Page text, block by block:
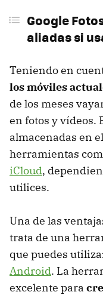
Google
aliadas si
Teniendo en
los móviles
de los meses
en fotos y vídeos.
almacenadas en
herramientas
iCloud,
utilices.
Una de las
trata de una
que puedes
Android. La
excelente para